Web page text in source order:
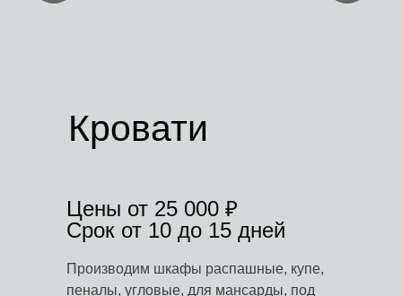
Производим шкафы распашные, купе,
пеналы, угловые, для мансарды, под
Кровати
Цены от 25 000 ₽
Срок от 10 до 15 дней